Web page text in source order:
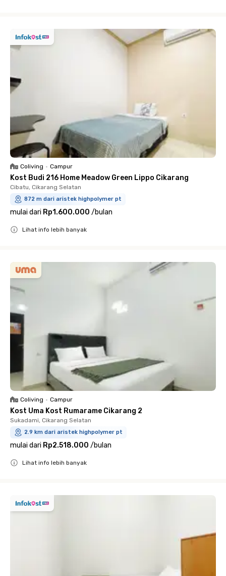
Coliving • Campur
Kost Budi 216 Home Meadow Green Lippo Cikarang
Cibatu, Cikarang Selatan
872 m dari aristek highpolymer pt
mulai dari Rp1.600.000 /bulan
Lihat info lebih banyak
Coliving • Campur
Kost Uma Kost Rumarame Cikarang 2
Sukadami, Cikarang Selatan
2.9 km dari aristek highpolymer pt
mulai dari Rp2.518.000 /bulan
Lihat info lebih banyak